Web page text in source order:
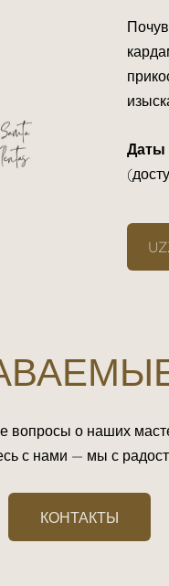
Даты
вопросы о наших
с нами — мы с
КОНТАКТЫ